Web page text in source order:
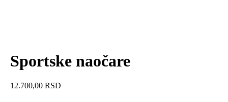
Sportske naočare
12.700,00 RSD